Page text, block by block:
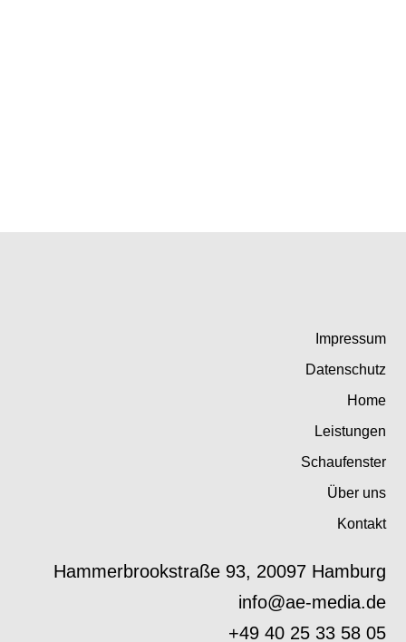
Impressum
Datenschutz
Home
Leistungen
Schaufenster
Über uns
Kontakt
Hammerbrookstraße 93, 20097 Hamburg
info@ae-media.de
+49 40 25 33 58 05